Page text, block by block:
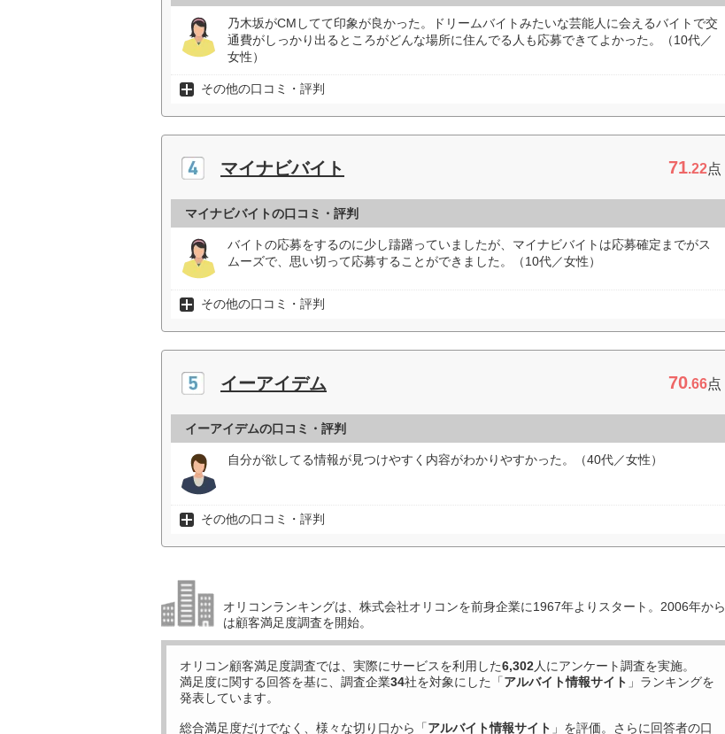
乃木坂がCMしてて印象が良かった。ドリームバイトみたいな芸能人に会えるバイトで交
通費がしっかり出るところがどんな場所に住んでる人も応募できてよかった。（10代／
女性）
その他の口コミ・評判
マイナビバイト 71.22点
マイナビバイトの口コミ・評判
バイトの応募をするのに少し躊躇っていましたが、マイナビバイトは応募確定までがス
ムーズで、思い切って応募することができました。（10代／女性）
その他の口コミ・評判
イーアイデム 70.66点
イーアイデムの口コミ・評判
自分が欲してる情報が見つけやすく内容がわかりやすかった。（40代／女性）
その他の口コミ・評判
オリコンランキングは、株式会社オリコンを前身企業に1967年よりスタート。2006年から
は顧客満足度調査を開始。
オリコン顧客満足度調査では、実際にサービスを利用した6,302人にアンケート調査を実施。
満足度に関する回答を基に、調査企業34社を対象にした「アルバイト情報サイト 」ランキングを
発表しています。
総合満足度だけでなく、様々な切り口から「アルバイト情報サイト 」を評価。さらに回答者の口